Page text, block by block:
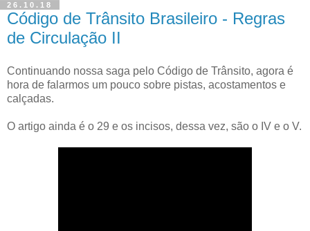
26.10.18
Código de Trânsito Brasileiro - Regras
de Circulação II
Continuando nossa saga pelo Código de Trânsito, agora é
hora de falarmos um pouco sobre pistas, acostamentos e
calçadas.
O artigo ainda é o 29 e os incisos, dessa vez, são o IV e o V.